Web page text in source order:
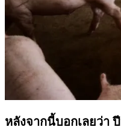
หลังจากนี้บอกเลยว่า